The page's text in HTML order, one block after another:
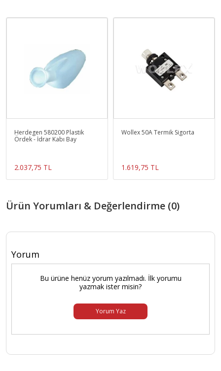
Herdegen 580200 Plastik
Ördek - İdrar Kabı Bay
2.037,75 TL
Wollex 50A Termik Sigorta
1.619,75 TL
Ürün Yorumları & Değerlendirme (0)
Yorum
Bu ürüne henüz yorum yazılmadı. İlk yorumu
yazmak ister misin?
Yorum Yaz